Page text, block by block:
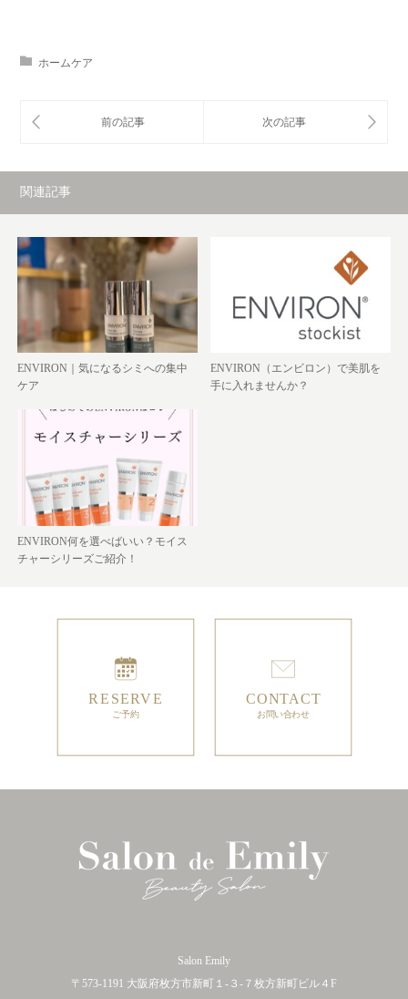
ホームケア
関連記事
ENVIRON｜気になるシミへの集中
ケア
ENVIRON（エンビロン）で美肌を
手に入れませんか？
ENVIRON何を選べばいい？モイス
チャーシリーズご紹介！
Salon Emily
〒573-1191 大阪府枚方市新町１-３-７枚方新町ビル４F